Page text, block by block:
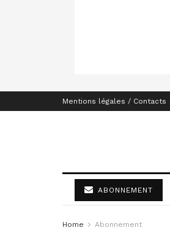
Mentions légales / Contacts
ABONNEMENT
Home Abonnement